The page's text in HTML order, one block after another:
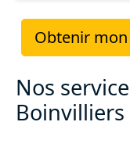
Obtenir
Nos
Boinvilliers